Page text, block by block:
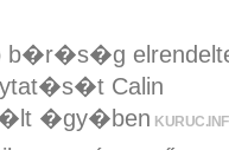
b�r�s�g
Calin
�gy�ben